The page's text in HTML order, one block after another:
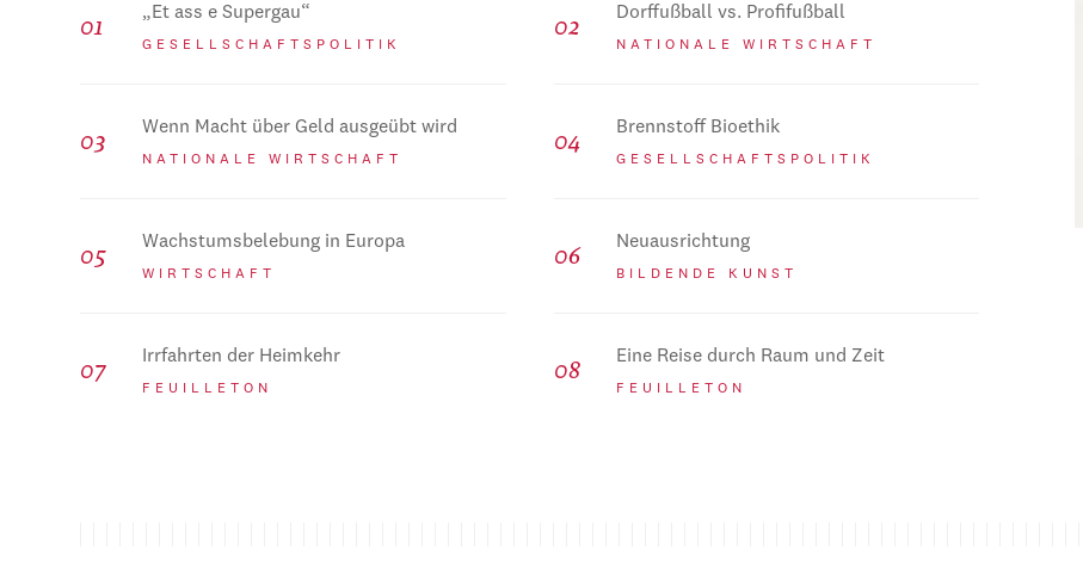
„Et ass e Supergau“
GESELLSCHAFTSPOLITIK
Dorffußball vs. Profifußball
NATIONALE WIRTSCHAFT
Wenn Macht über Geld ausgeübt wird
NATIONALE WIRTSCHAFT
Brennstoff Bioethik
GESELLSCHAFTSPOLITIK
Wachstumsbelebung in Europa
WIRTSCHAFT
Neuausrichtung
BILDENDE KUNST
Irrfahrten der Heimkehr
FEUILLETON
Eine Reise durch Raum und Zeit
FEUILLETON